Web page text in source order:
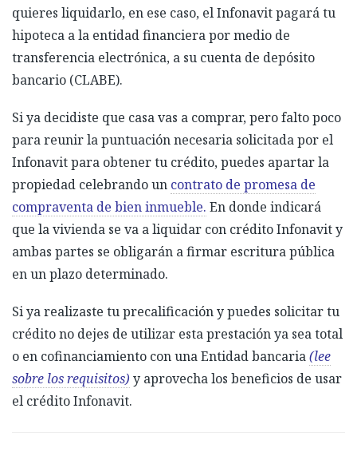
quieres liquidarlo, en ese caso, el Infonavit pagarátu
hipoteca a la entidad financiera por medio de
transferencia electrónica, a su cuenta de depósito
bancario (CLABE).
Si ya decidiste que casa vas a comprar, pero falto poco
para reunir la puntuación necesaria solicitada por el
Infonavit para obtener tu crédito,puedes apartarla
propiedad celebrando un contrato de promesa de
compraventa de bien inmueble. En donde indicará
que la vivienda se va a liquidar con crédito Infonavit y
ambas partes se obligarán a firmar escritura pública
enun plazo determinado.
Si ya realizaste tu precalificación y puedes solicitar tu
crédito no dejes de utilizar estaprestaciónya sea total
o en cofinanciamiento con una Entidad bancaria(lee
sobre los requisitos) y aprovecha los beneficios de usar
el crédito Infonavit.